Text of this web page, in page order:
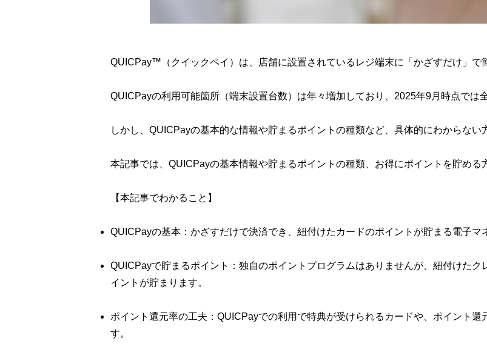
QUICPay™（クイックペイ）は、店舗に設置されているレジ端末に「かざすだけ」で
QUICPayの利用可能箇所（端末設置台数）は年々増加しており、2025年9月時点では
しかし、QUICPayの基本的な情報や貯まるポイントの種類など、具体的にわからない
本記事では、QUICPayの基本情報や貯まるポイントの種類、お得にポイントを貯める
【本記事でわかること】
QUICPayの基本：かざすだけで決済でき、紐付けたカードのポイントが貯まる電子マ
QUICPayで貯まるポイント：独自のポイントプログラムはありませんが、紐付けた
イントが貯まります。
ポイント還元率の工夫：QUICPayでの利用で特典が受けられるカードや、ポイント
す。